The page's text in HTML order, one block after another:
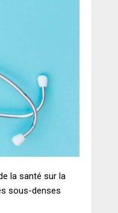
la santé sur la
sous-denses